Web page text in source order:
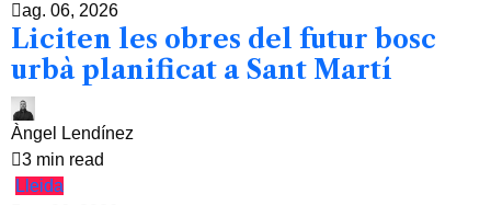
ag. 06, 2026
Liciten les obres del futur bosc
urbà planificat a Sant Martí
Àngel Lendínez
3 min read
Lleida